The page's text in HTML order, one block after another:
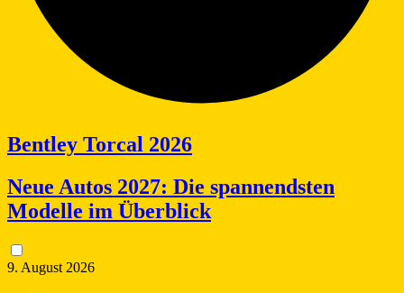
Bentley Torcal 2026
Neue Autos 2027: Die spannendsten
Modelle im Überblick
9. August 2026